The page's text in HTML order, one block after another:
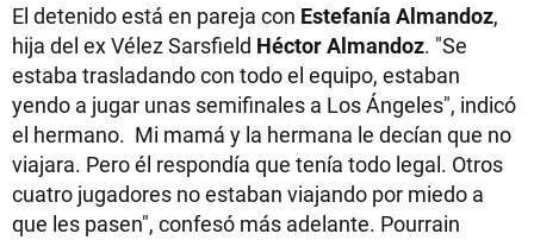
El detenido está en pareja con Estefanía Almandoz,
hija del ex Vélez Sarsfield Héctor Almandoz. "Se
estaba trasladando con todo el equipo, estaban
yendo a jugar unas semifinales a Los Ángeles", indicó
el hermano. Mi mamá y la hermana le decían que no
viajara. Pero él respondía que tenía todo legal. Otros
cuatro jugadores no estaban viajando por miedo a
que les pasen", confesó más adelante. Pourrain